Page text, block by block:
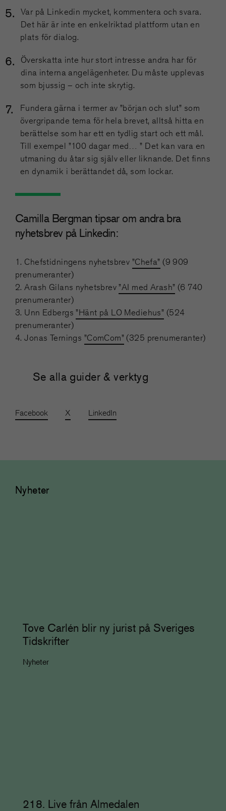
Var på Linkedin mycket, kommentera och svara.
Det här är inte en enkelriktad plattform utan en
plats för dialog.
Överskatta inte hur stort intresse andra har för
dina interna angelägenheter. Du måste upplevas
som bjussig – och inte skrytig.
Fundera gärna i termer av ”början och slut” som
övergripande tema för hela brevet, alltså hitta en
berättelse som har ett en tydlig start och ett mål.
Till exempel ”100 dagar med… ” Det kan vara en
utmaning du åtar sig själv eller liknande. Det finns
en dynamik i berättandet då, som lockar.
Camilla Bergman tipsar om andra bra
nyhetsbrev på Linkedin:
1. Chefstidningens nyhetsbrev ”Chefa” (9 909
prenumeranter)
2. Arash Gilans nyhetsbrev”AI med Arash” (6 740
prenumeranter)
3. Unn Edbergs”Hänt på LO Mediehus” (524
prenumeranter)
4. Jonas Ternings ”ComCom” (325 prenumeranter)
Se alla guider & verktyg
Facebook X LinkedIn
Nyheter
Tove Carlén blir ny jurist på Sveriges
Tidskrifter
Nyheter
218. Live från Almedalen